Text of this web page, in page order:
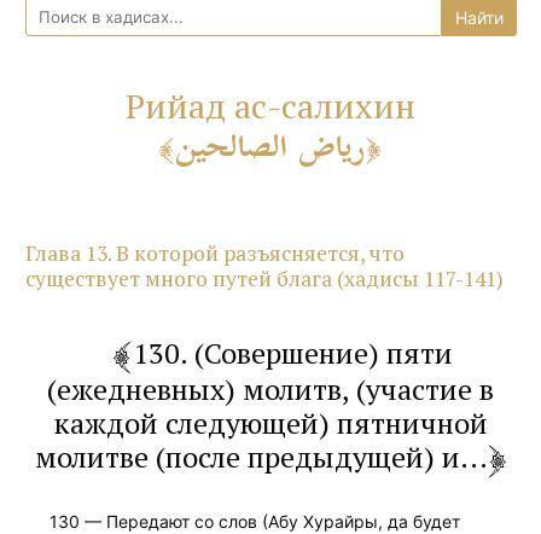
Рийад ас-салихин
رياض الصالحين
Глава 13. В которой разъясняется, что
существует много путей блага (хадисы 117-141)
130. (Совершение) пяти
(ежедневных) молитв, (участие в
каждой следующей) пятничной
молитве (после предыдущей) и...
130 — Передают со слов (Абу Хурайры, да будет